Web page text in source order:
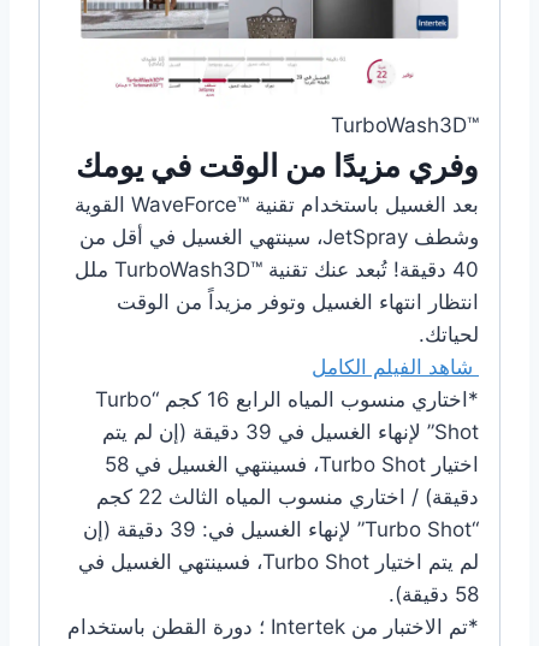
TurboWash3D™‎
وفري مزيدًا من الوقت في يومك
بعد الغسيل باستخدام تقنية WaveForce™‎ القوية
وشطف JetSpray، سينتهي الغسيل في أقل من
40 دقيقة! تُبعد عنك تقنية TurboWash3D™‎ ملل
انتظار انتهاء الغسيل وتوفر مزيداً من الوقت
لحياتك.
شاهد الفيلم الكامل
*اختاري منسوب المياه الرابع 16 كجم “Turbo
Shot” لإنهاء الغسيل في 39 دقيقة (إن لم يتم
اختيار Turbo Shot، فسينتهي الغسيل في 58
دقيقة) / اختاري منسوب المياه الثالث 22 كجم
“Turbo Shot” لإنهاء الغسيل في: 39 دقيقة (إن
لم يتم اختيار Turbo Shot، فسينتهي الغسيل في
58 دقيقة).
*تم الاختبار من Intertek ؛ دورة القطن باستخدام